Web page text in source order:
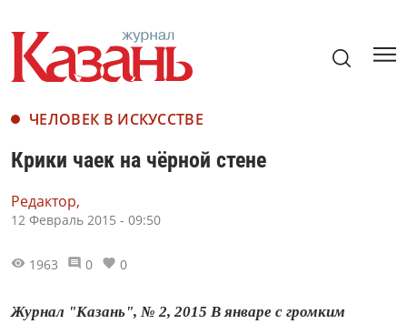
ЧЕЛОВЕК В ИСКУССТВЕ
Крики чаек на чёрной стене
Редактор,
12 Февраль 2015 - 09:50
1963 0 0
Журнал "Казань", № 2, 2015 В январе с громким